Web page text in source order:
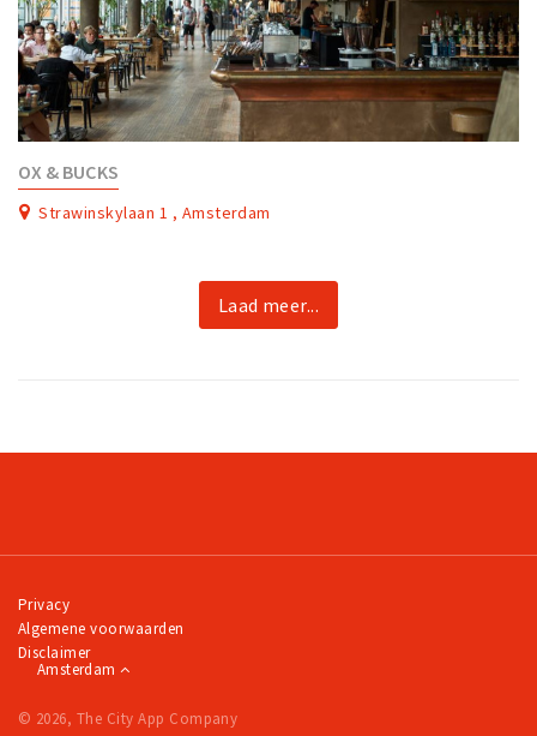
OX & BUCKS
Strawinskylaan 1 , Amsterdam
Laad meer...
Privacy
Algemene voorwaarden
Disclaimer
Amsterdam
© 2026, The City App Company